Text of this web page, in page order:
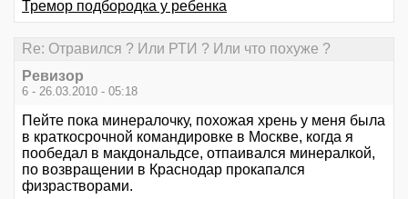
Тремор подбородка у ребенка
Re: Отравился ? Или РТИ ? Или что похуже ?
Ревизор
6 - 26.03.2010 - 05:18
Пейте пока минералочку, похожая хрень у меня была
в краткосрочной командировке в Москве, когда я
пообедал в макдональдсе, отпаивался минералкой,
по возвращении в Краснодар прокапался
физрастворами.